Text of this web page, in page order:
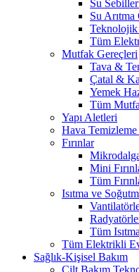
Su
Su Arıtma
Tüm
Mutfak Gereçleri
Tava &
Çatal &
Yemek
Tüm
Yapı Aletleri
Hava Temizleme
Fırınlar
Mini
Tüm
Isıtma ve
Tüm
Tüm Elektrikli
Sağlık-Kişisel Bakım
Cilt Bakım